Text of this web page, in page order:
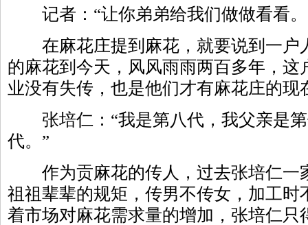
记者：“让你弟弟给我们做做看看。
在麻花庄提到麻花，就要说到一户
的麻花到今天，风风雨雨两百多年，这
业没有失传，也是他们才有麻花庄的现
张培仁：“我是第八代，我父亲是第
代。”
作为贡麻花的传人，过去张培仁一
祖祖辈辈的规矩，传男不传女，加工时
着市场对麻花需求量的增加，张培仁只